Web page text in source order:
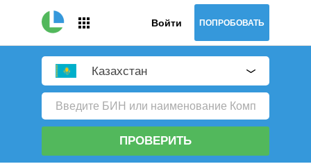
Войти ПОПРОБОВАТЬ
Казахстан
ПРОВЕРИТЬ